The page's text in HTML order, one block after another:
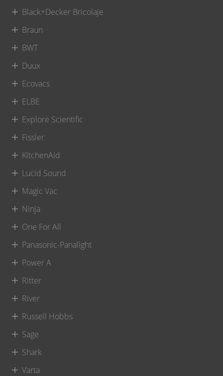
Black+Decker Bricolaje
Braun
BWT
Duux
Ecovacs
ELBE
Explore Scientific
Fissler
KitchenAid
Lucid Sound
Magic Vac
Ninja
One For All
Panasonic-Panalight
Power A
Ritter
River
Russell Hobbs
Sage
Shark
Varta